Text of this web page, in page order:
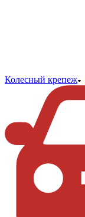
Колесный крепеж